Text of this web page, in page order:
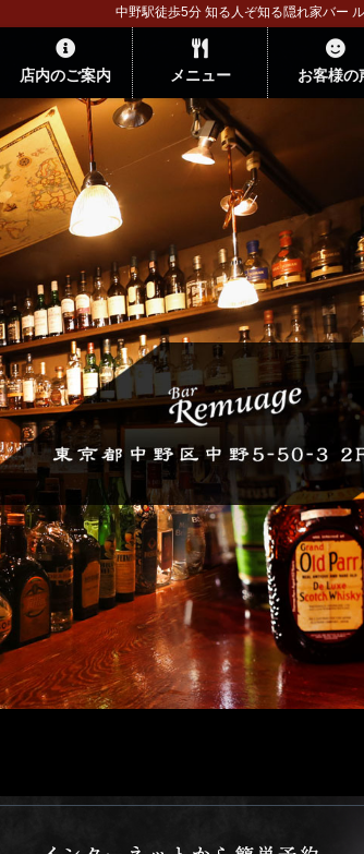
中野駅徒歩5分 知る人ぞ知る隠れ家バー
店内のご案内 メニュー お客様の